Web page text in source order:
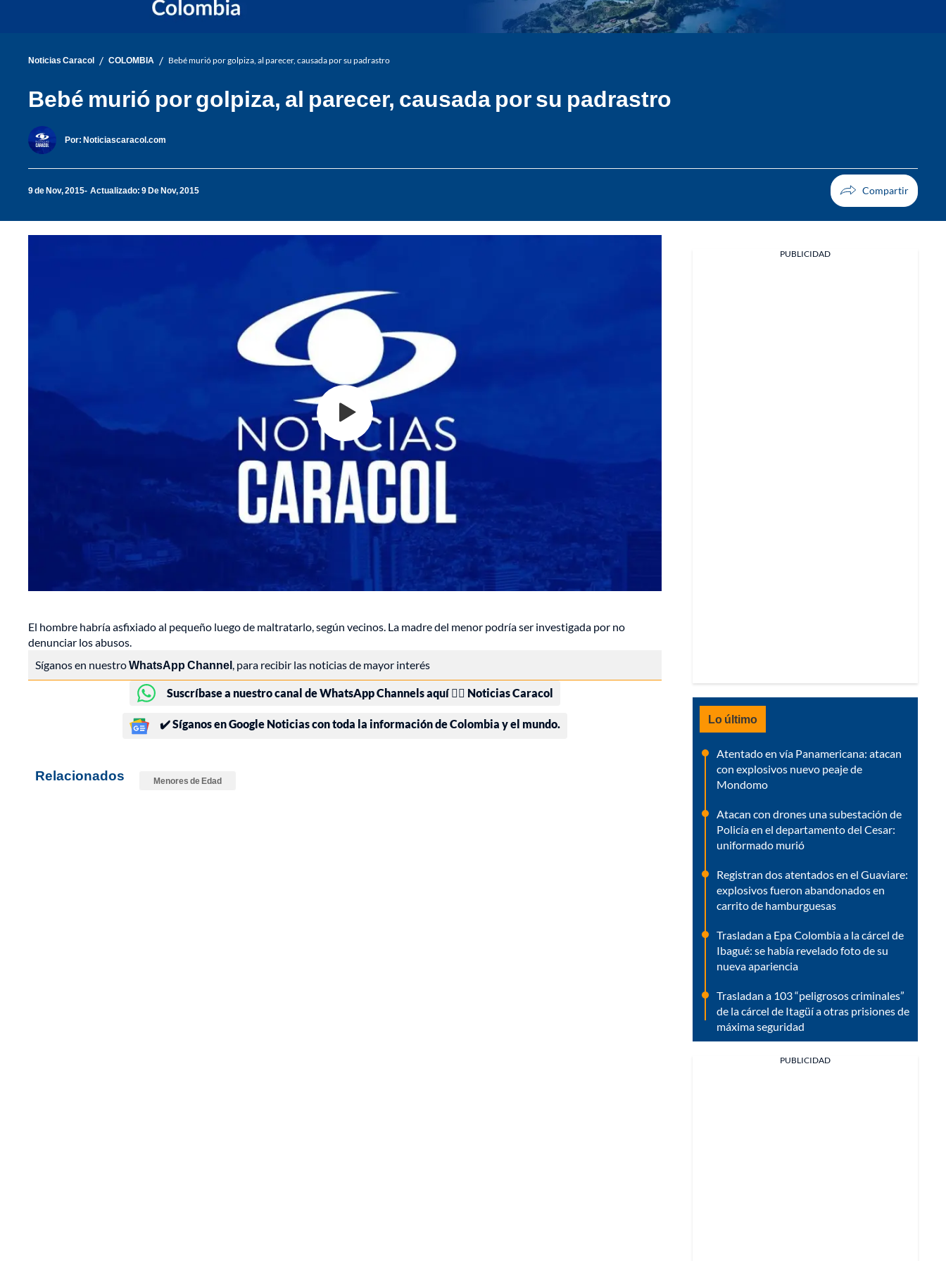
Noticias Caracol / COLOMBIA / Bebé murió por golpiza, al parecer, causada por su padrastro
Bebé murió por golpiza, al parecer, causada por su padrastro
Por: Noticiascaracol.com
9 de Nov, 2015 Actualizado: 9 De Nov, 2015
El hombre habría asfixiado al pequeño luego de maltratarlo, según vecinos. La madre del menor podría ser investigada por no
denunciar los abusos.
Síganos en nuestroWhatsApp Channel, para recibir las noticias de mayor interés
Suscríbase a nuestro canal de WhatsApp Channels aquí 👉🏻 Noticias Caracol
✔️ Síganos en Google Noticias con toda la información de Colombia y el mundo.
Relacionados Menores de Edad
PUBLICIDAD
Lo último
Atentado en vía Panamericana: atacan
con explosivos nuevo peaje de
Mondomo
Atacan con drones una subestación de
Policía en el departamento del Cesar:
uniformado murió
Registran dos atentados en el Guaviare:
explosivos fueron abandonados en
carrito de hamburguesas
Trasladan a Epa Colombia a la cárcel de
Ibagué: se había revelado foto de su
nueva apariencia
Trasladan a 103 “peligrosos criminales”
de la cárcel de Itagüí a otras prisiones de
máxima seguridad
PUBLICIDAD